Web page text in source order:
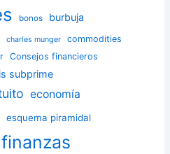
bonos burbuja
charles munger
commodities
Consejos financieros
subprime
economía
esquema piramidal
finanzas